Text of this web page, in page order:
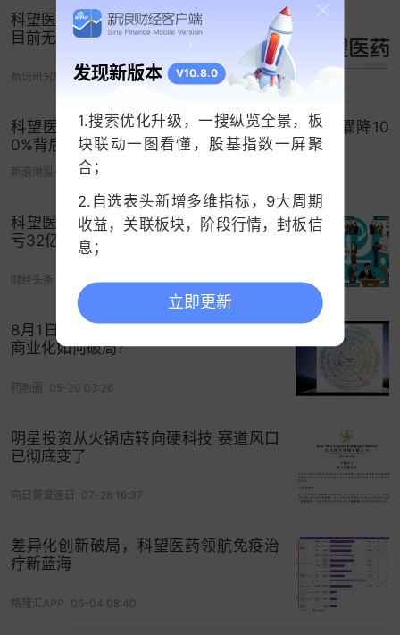
万元。但这些措施未能根本改变局面，此次IPO募资
被明确用于研发推进、技术平台优化及补充营运资
金，透露出“输血续命”的迫切性。
另一方面，公司同样面临管线成色存疑、核心资产
引进入局、临床数据遭质疑的问题。
作为一家无商业化产品的药企，管线实力是科望医
药估值的核心支撑，但这一支撑力正遭遇多重挑
战。公司目前拥有6项主要资产，其中4项进入临床
阶段，核心产品为从Inhibrx公司授权引进的六价
OX40激活剂抗体ES102，用于治疗对PD-1抑制剂反
应不佳的癌症患者。
但关键临床数据未能展现出差异化优势。在ES102联
合特瑞普利单抗治疗的27例可评估患者中，仅1例获
解率（ORR）仅为11.1%，疾病控制率（DCR）
40.7%。这一数据不仅低于肺癌领域PD-1抑制剂单
药治疗约26.9%的ORR水平，甚至不及头颈部癌、
场质疑。
更值得关注的是，科望医药两款研发进展最快的核
心管线均为授权引进，自主研发能力尚未得到验
科望医药冲刺港股IPO：腾讯高瓴加持，
目前无产品无营收
新识研究所 05-29 12:21
科望医药冲刺港股IPO：净亏损扩大75.9% 收入骤降10
0%背后的研发困局与资金压力
新浪港股-好仓工作室
科望医药四闯港股：四年零融资，八年
亏32亿仍无商业化产品｜IPO观察
财经头条 06-25 13:09
8月1日大限将至！医药代表洗牌，新药
商业化如何破局？
药融圈 05-20 03:26
明星投资从火锅店转向硬科技 赛道风口
已彻底变了
向日葵爱逐日 07-28 16:37
差异化创新破局，科望医药领航免疫治
疗新蓝海
格隆汇APP 06-04 08:40
发现新版本 V10.8.0
1.搜索优化升级，一搜纵览全景，板
块联动一图看懂，股基指数一屏聚
合；
2.自选表头新增多维指标，9大周期
收益，关联板块，阶段行情，封板信
息；
3.中证指数支持查看历史分时；
立即更新